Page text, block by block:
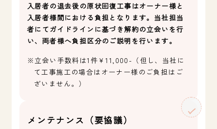
入居者の退去後の原状回復工事はオーナー様と
入居者様間における負担となります。当社担当
者にてガイドラインに基づき解約の立会いを行
い、両者様へ負担区分のご説明を行います。
※立会い手数料は1件￥11,000-（但し、当社に
て工事施工の場合はオーナー様のご負担はご
ざいません。）
メンテナンス（要協議）